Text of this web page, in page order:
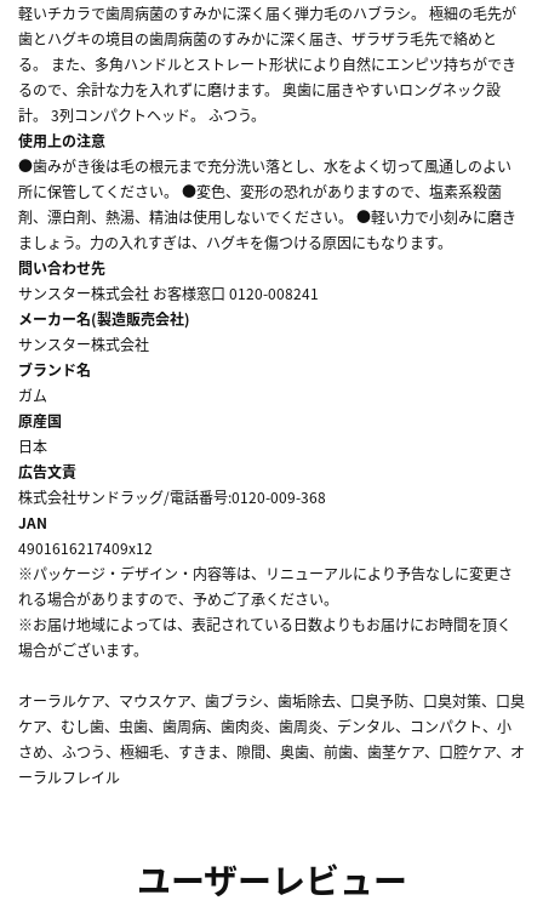
軽いチカラで歯周病菌のすみかに深く届く弾力毛のハブラシ。 極細の毛先が
歯とハグキの境目の歯周病菌のすみかに深く届き、ザラザラ毛先で絡めと
る。 また、多角ハンドルとストレート形状により自然にエンピツ持ちができ
るので、余計な力を入れずに磨けます。 奥歯に届きやすいロングネック設
計。 3列コンパクトヘッド。 ふつう。
使用上の注意
●歯みがき後は毛の根元まで充分洗い落とし、水をよく切って風通しのよい
所に保管してください。 ●変色、変形の恐れがありますので、塩素系殺菌
剤、漂白剤、熱湯、精油は使用しないでください。 ●軽い力で小刻みに磨き
ましょう。力の入れすぎは、ハグキを傷つける原因にもなります。
問い合わせ先
サンスター株式会社 お客様窓口 0120-008241
メーカー名(製造販売会社)
サンスター株式会社
ブランド名
ガム
原産国
日本
広告文責
株式会社サンドラッグ/電話番号:0120-009-368
JAN
4901616217409x12
※パッケージ・デザイン・内容等は、リニューアルにより予告なしに変更さ
れる場合がありますので、予めご了承ください。
※お届け地域によっては、表記されている日数よりもお届けにお時間を頂く
場合がございます。
オーラルケア、マウスケア、歯ブラシ、歯垢除去、口臭予防、口臭対策、口臭
ケア、むし歯、虫歯、歯周病、歯肉炎、歯周炎、デンタル、コンパクト、小
さめ、ふつう、極細毛、すきま、隙間、奥歯、前歯、歯茎ケア、口腔ケア、オ
ーラルフレイル
ユーザーレビュー